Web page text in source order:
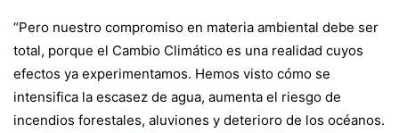
“Pero nuestro compromiso en materia ambiental debe ser
total, porque el Cambio Climático es una realidad cuyos
efectos ya experimentamos. Hemos visto cómo se
intensifica la escasez de agua, aumenta el riesgo de
incendios forestales, aluviones y deterioro de los océanos.